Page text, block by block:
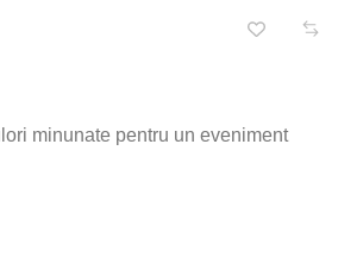
minunate pentru un eveniment